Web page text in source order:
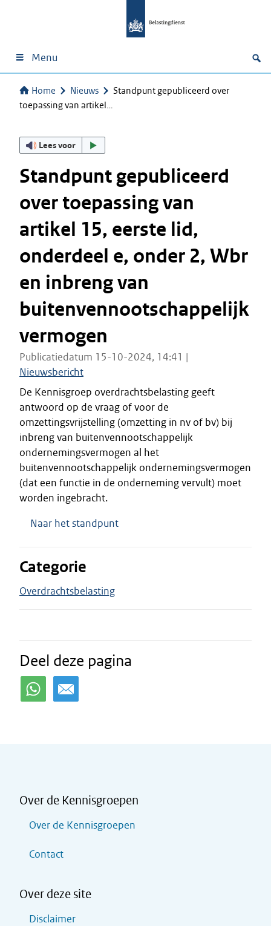
Menu
Home Nieuws
Standpunt gepubliceerd over
toepassing van artikel…
Lees voor
Standpunt gepubliceerd
over toepassing van
artikel 15, eerste lid,
onderdeel e, onder 2, Wbr
en inbreng van
buitenvennootschappelijk
vermogen
Publicatiedatum 15-10-2024, 14:41 |
Nieuwsbericht
De Kennisgroep overdrachtsbelasting geeft
antwoord op de vraag of voor de
omzettingsvrijstelling (omzetting in nv of bv) bij
inbreng van buitenvennootschappelijk
ondernemingsvermogen al het
buitenvennootschappelijk ondernemingsvermogen
(dat een functie in de onderneming vervult) moet
worden ingebracht.
Naar het standpunt
Categorie
Overdrachtsbelasting
Deel deze pagina
Over de Kennisgroepen
Over de Kennisgroepen
Contact
Over deze site
Disclaimer